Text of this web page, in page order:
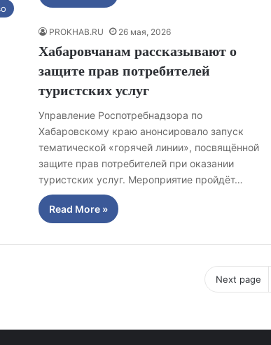
PROKHAB.RU 26 мая, 2026
Хабаровчанам рассказывают о
защите прав потребителей
туристских услуг
Управление Роспотребнадзора по
Хабаровскому краю анонсировало запуск
тематической «горячей линии», посвящённой
защите прав потребителей при оказании
туристских услуг. Мероприятие пройдёт…
Read More »
Next page